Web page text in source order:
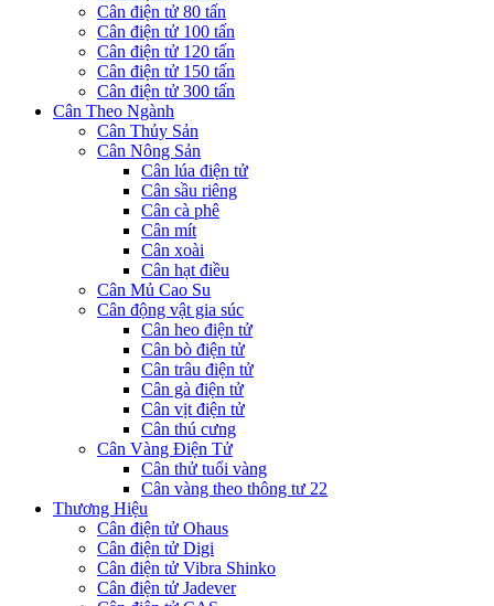
Cân điện tử 80 tấn
Cân điện tử 100 tấn
Cân điện tử 120 tấn
Cân điện tử 150 tấn
Cân điện tử 300 tấn
Cân Theo Ngành
Cân Thủy Sản
Cân Nông Sản
Cân lúa điện tử
Cân sầu riêng
Cân cà phê
Cân mít
Cân xoài
Cân hạt điều
Cân Mủ Cao Su
Cân động vật gia súc
Cân heo điện tử
Cân bò điện tử
Cân trâu điện tử
Cân gà điện tử
Cân vịt điện tử
Cân thú cưng
Cân Vàng Điện Tử
Cân thử tuổi vàng
Cân vàng theo thông tư 22
Thương Hiệu
Cân điện tử Ohaus
Cân điện tử Digi
Cân điện tử Vibra Shinko
Cân điện tử Jadever